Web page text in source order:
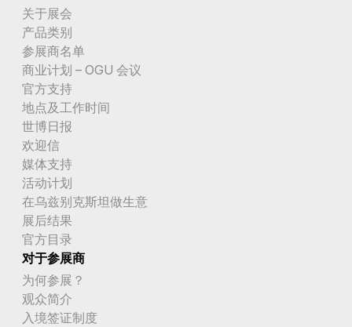
关于展会
产品类别
参展商名单
商业计划 – OGU 会议
官方支持
地点及工作时间
世博日报
欢迎信
媒体支持
活动计划
在乌兹别克斯坦做生意
展后结果
官方目录
对于参展商
为何参展？
观众简介
入境签证制度